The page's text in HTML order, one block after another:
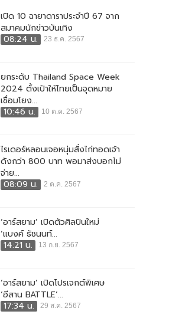
เปิด 10 ฉายาดาราประจำปี 67 จาก
สมาคมนักข่าวบันเทิง
08:24 น.
23 ธ.ค. 2567
ยกระดับ Thailand Space Week
2024 ตั้งเป้าให้ไทยเป็นจุดหมาย
เชื่อมโยง...
10:46 น.
10 ต.ค. 2567
ไรเดอร์หลอนเจอหนุ่มสั่งไก่ทอดเจ้า
ดังกว่า 800 บาท พอมาส่งบอกไม่
จ่าย...
08:09 น.
2 ต.ค. 2567
‘อาร์สยาม’ เปิดตัวศิลปินใหม่
‘แบงค์ ธัชนนท์...
14:21 น.
13 ก.ย. 2567
‘อาร์สยาม’ เปิดโปรเจกต์พิเศษ
‘อีสาน BATTLE’...
17:34 น.
29 ส.ค. 2567